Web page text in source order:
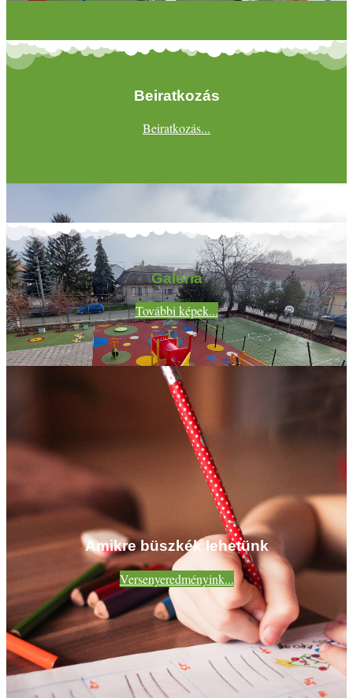
Beiratkozás
Beiratkozás...
Galéria
További képek...
Amikre büszkék lehetünk
Versenyeredményink...